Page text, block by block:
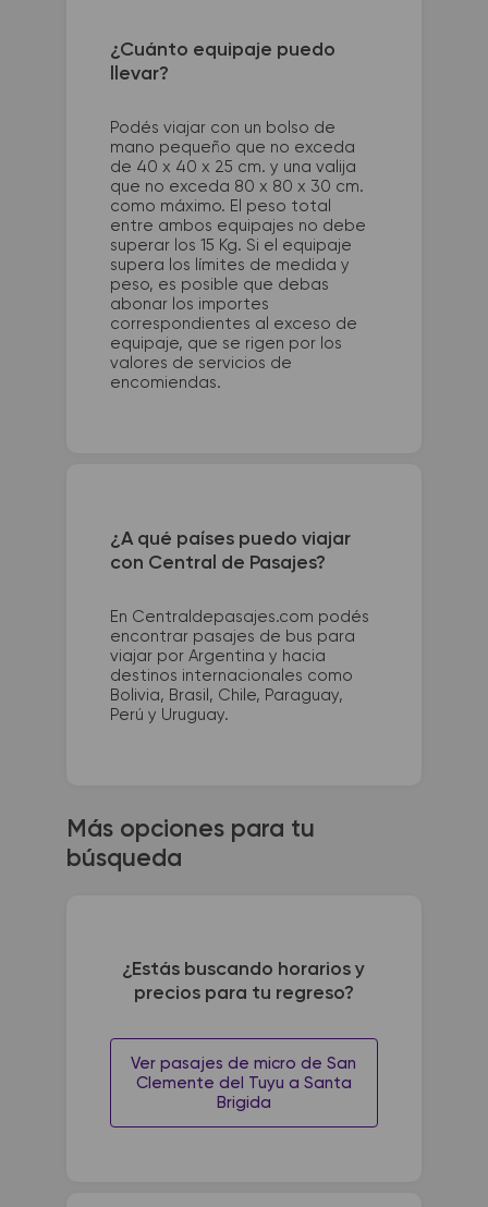
¿Cuánto equipaje puedo
llevar?
Podés viajar con un bolso de
mano pequeño que no exceda
de 40 x 40 x 25 cm. y una valija
que no exceda 80 x 80 x 30 cm.
como máximo. El peso total
entre ambos equipajes no debe
superar los 15 Kg. Si el equipaje
supera los límites de medida y
peso, es posible que debas
abonar los importes
correspondientes al exceso de
equipaje, que se rigen por los
valores de servicios de
encomiendas.
¿A qué países puedo viajar
con Central de Pasajes?
En Centraldepasajes.com podés
encontrar pasajes de bus para
viajar por Argentina y hacia
destinos internacionales como
Bolivia, Brasil, Chile, Paraguay,
Perú y Uruguay.
Más opciones para tu
búsqueda
¿Estás buscando horarios y
precios para tu regreso?
Ver pasajes de micro de San
Clemente del Tuyu a Santa
Brigida